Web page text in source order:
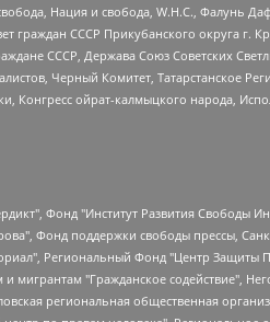
Нация и свобода, W.H.С., Фалунь
СССР Прикубанского округа г.
СССР, Держава Союз Советских
Черный Комитет, Татарстанское
Конгресс ойрат-калмыцкого народа,
альтернативнослужащих и военнослужащих "Правозащитная группа "Гражданин.Армия.Право", Хисамова Регина Фаритовна, Автономная некоммерческая организация по реализации социально-правовых программ "Лилит", Дальневосточное общественное движение "Маяк", Санкт-Петербургская ЛГБТ-инициативная группа "Выход", Инициативная группа ЛГБТ+ "Реверс", Алексеев Андрей Викторович, Бекбулатова Таисия Львовна, Беляев Иван Михайлович, Владыкина Елена Сергеевна, Гельман Марат Александрович, Никульшина Вероника Юрьевна, Толоконникова Надежда Андреевна, Шендерович Виктор Анатольевич, Общество с ограниченной ответственностью "Данное сообщение", Общество с ограниченной ответственностью Издательский дом "Новая глава", Айнбиндер Александра Александровна, Московский комьюнити-центр для ЛГБТ+инициатив, Благотворительный фонд развития филантропии, Deutsche Welle (Германия, Kurt-Schumacher-Strasse 3, 53113 Bonn), Борзунова Мария Михайловна, Воробьев Виктор Викторович, Голубева Анна Львовна, Константинова Алла Михайловна, Малкова Ирина Владимировна, Мурадов Мурад Абдулгалимович, Осетинская Елизавета Николаевна, Понасенков Евгений Николаевич, Ганапольский Матвей Юрьевич, Киселев Евгений Алексеевич, Борухович Ирина Григорьевна, Дремин Иван Тимофеевич, Дубровский Дмитрий Викторович, Красноярская региональная общественная организация поддержки и развития альтернативных образовательных технологий и межкультурных коммуникаций "ИНТЕРРА", Маяковская Екатерина Алексеевна, Фейгин Марк Захарович, Филимонов Андрей Викторович, Дзугкоева Регина Николаевна, Доброхотов Роман Александрович, Дудь Юрий Александрович, Елкин Сергей Владимирович, Кругликов Кирилл Игоревич, Сабунаева Мария Леонидовна, Семенов Алексей Владимирович, Шаинян Карен Багратович, Шульман Екатерина Михайловна, Асафьев Артур Валерьевич, Вахштайн Виктор